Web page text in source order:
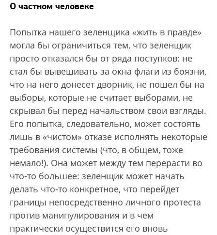
О частном человеке
Попытка нашего зеленщика «жить в правде»
могла бы ограничиться тем, что зеленщик
просто отказался бы от ряда поступков: не
стал бы вывешивать за окна флаги из боязни,
что на него донесет дворник, не пошел бы на
выборы, которые не считает выборами, не
скрывал бы перед начальством свои взгляды.
Его попытка, следовательно, может состоять
лишь в «чистом» отказе исполнять некоторые
требования системы (что, в общем, тоже
немало!). Она может между тем перерасти во
что-то большее: зеленщик может начать
делать что-то конкретное, что перейдет
границы непосредственно личного протеста
против манипулирования и в чем
практически осуществится его вновь